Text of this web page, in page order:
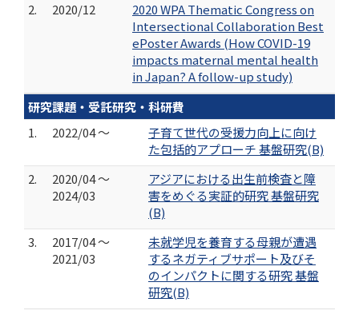
2.
2020/12
2020 WPA Thematic Congress on
Intersectional Collaboration Best
ePoster Awards (How COVID-19
impacts maternal mental health
in Japan? A follow-up study)
研究課題・受託研究・科研費
1.
2022/04 ～
子育て世代の受援力向上に向け
た包括的アプローチ 基盤研究(B)
2.
2020/04 ～
2024/03
アジアにおける出生前検査と障
害をめぐる実証的研究 基盤研究
(B)
3.
2017/04 ～
2021/03
未就学児を養育する母親が遭遇
するネガティブサポート及びそ
のインパクトに関する研究 基盤
研究(B)